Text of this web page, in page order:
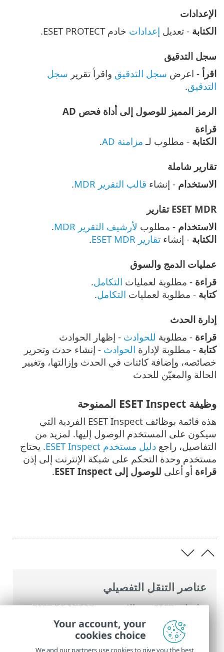
عناصر التنقل التفصيلي
تعليمات ESET عبر الإنترنت >
ESET PROTECT
>
استخدام ‎ESET PROTECT
>القائمة الرئيسية
ESET PROTECT
>المزيد>حقوق الوصول
مجموعات الأذونات > قائمة الأذونات
الإعدادات
الكتابة - تعديل إعدادات خادم ESET PROTECT.
سجل التدقيق
اقرأ - اعرض سجل التدقيق واقرأ تقرير سجل
التدقيق.
الرمز المميز للوصول إلى أداة فحص AD
قراءة
الكتابة - مطلوب لـ مزامنة AD
.
تقارير شاملة
الاستخدام - إنشاء قالب التقرير MDR
.
ESET MDR تقارير
الاستخدام - مطلوب لأرشيف التقرير MDR
.
الكتابة - إنشاء تقارير ESET MDR
.
عمليات الدمج والسوق
قراءة - مطلوبة لعمليات التكامل.
كتابة - مطلوبة لعمليات التكامل.
إدارة الحدث
قراءة - مطلوبة للحوادث - إظهار الحوادث
كتابة - مطلوبة لإدارة الحوادث - إنشاء حدث وتحرير
خصائصه، وإضافة كائنات في الحدث وإزالتها، وتغيير
الحالة والمعيّن للحدث
وظيفة ESET Inspect الممنوحة
هذه قائمة بوظائف ESET Inspect الفردية التي
سيكون على المستخدم الوصول إليها. لمزيد من
التفاصيل، راجع دليل مستخدم ESET Inspect
. يحتاج
مستخدم وحدة التحكم على شبكة الإنترنت إلى إذن
قراءة أو أعلى للوصول إلى ESET Inspect .
Your account, your
cookies choice
We and our partners use cookies to give you the best